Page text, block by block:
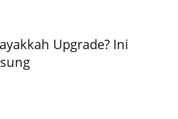
Upgrade? Ini